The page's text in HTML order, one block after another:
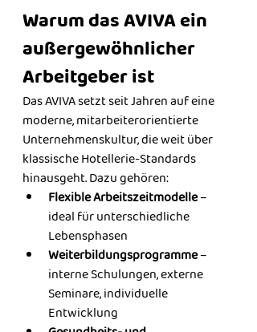
Warum das AVIVA ein
außergewöhnlicher
Arbeitgeber ist
Das AVIVA setzt seit Jahren auf eine
moderne, mitarbeiterorientierte
Unternehmenskultur, die weit über
klassische Hotellerie-Standards
hinausgeht. Dazu gehören:
Flexible Arbeitszeitmodelle –
ideal für unterschiedliche
Lebensphasen
Weiterbildungsprogramme –
interne Schulungen, externe
Seminare, individuelle
Entwicklung